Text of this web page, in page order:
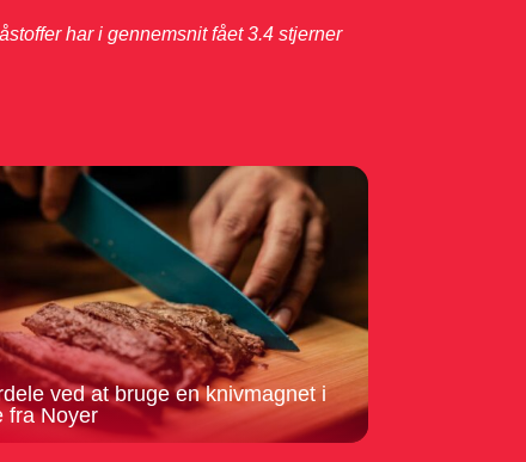
har i gennemsnit fået3.4 stjerner
ved at bruge en knivmagnet i
Noyer